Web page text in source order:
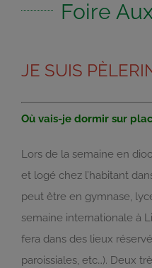
Foire
JE SUIS
Où vais-je dormir sur
Lors de la semaine en
et logé chez l’habitant
peut être en gymnase,
semaine internationale à
fera dans des lieux
paroissiales, etc…). Deux